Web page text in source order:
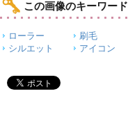
この画像のキーワード
ローラー 刷毛
シルエット
アイコン